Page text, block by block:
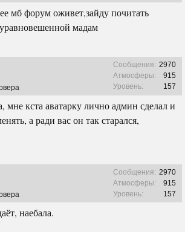
мб форум оживет,зайду почитать
мадам
Сообщения: 2970
Атмосферы:
915
Уровень:
157
мне кста аватарку лично админ сделал и
а ради вас он так старался,
Сообщения: 2970
Атмосферы:
915
Уровень:
157
наебала.